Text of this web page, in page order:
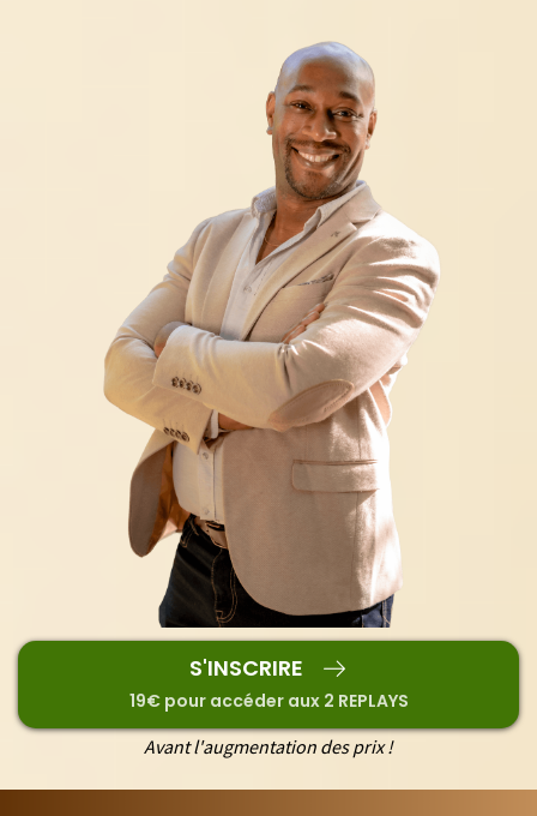
S'INSCRIRE
19€ pour accéder aux 2 REPLAYS
Avant l'augmentation des prix !